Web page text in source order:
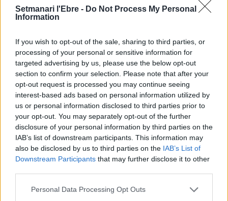
Setmanari l'Ebre - Do Not Process My Personal
Information
If you wish to opt-out of the sale, sharing to third parties, or
processing of your personal or sensitive information for
targeted advertising by us, please use the below opt-out
section to confirm your selection. Please note that after your
opt-out request is processed you may continue seeing
interest-based ads based on personal information utilized by
us or personal information disclosed to third parties prior to
your opt-out. You may separately opt-out of the further
disclosure of your personal information by third parties on the
IAB’s list of downstream participants. This information may
also be disclosed by us to third parties on the IAB’s List of
Downstream Participants that may further disclose it to other
Personal Data Processing Opt Outs
recerca sobre l’astre rei en el segon
L’Ajuntament de Tortosa amplia el
termini de les obres de l’aparcament
dels terrenys de Renfe per les altes
temperatures
7 d'agost de 2026
Amposta recupera les Cases del Castell
i culmina un projecte estratègic que
vincula patrimoni, turisme i
gastronomia
6 d'agost de 2026
enguany amb més modistes i gairebé